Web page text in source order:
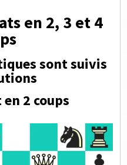
en 2, 3 et 4
sont suivis
2 coups